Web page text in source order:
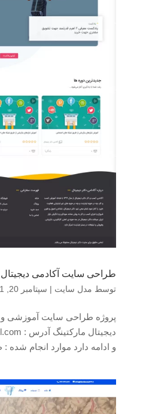
طراحی سایت آکادمی دیجیتال
توسط مدل سایت | سپتامبر 20, 2021
پروژه طراحی سایت آموزشی
و ادامه دارد موارد انجام